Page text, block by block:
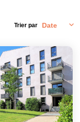
Trier par